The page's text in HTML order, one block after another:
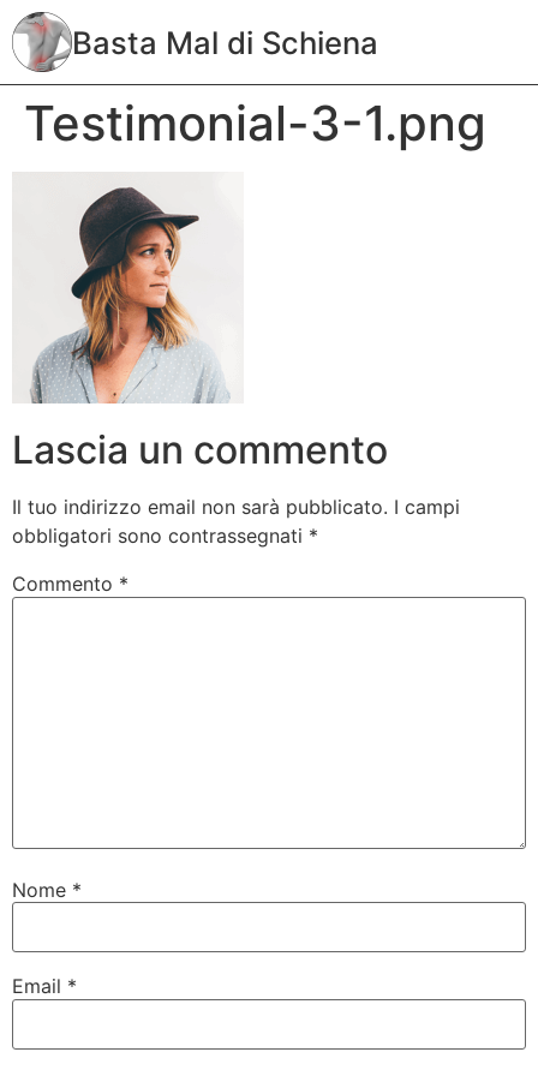
Basta Mal di Schiena
Testimonial-3-1.png
Lascia un commento
Il tuo indirizzo email non sarà pubblicato. I campi
obbligatori sono contrassegnati *
Commento *
Nome *
Email *